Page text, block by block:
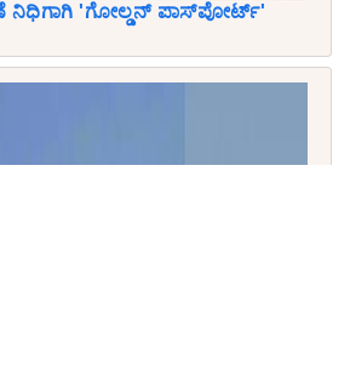
ನಿಧಿಗಾಗಿ 'ಗೋಲ್ಡನ್ ಪಾಸ್‌ಪೋರ್ಟ್'